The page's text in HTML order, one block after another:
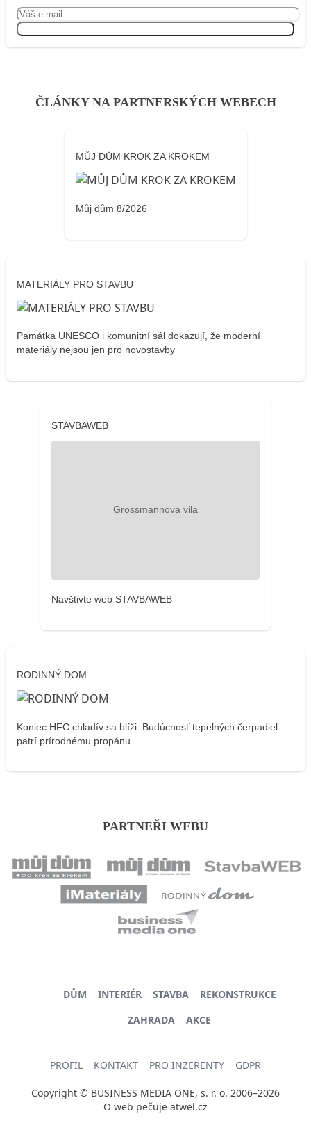
ČLÁNKY NA PARTNERSKÝCH WEBECH
MŮJ DŮM KROK ZA KROKEM
Můj dům 8/2026
MATERIÁLY PRO STAVBU
Památka UNESCO i komunitní sál dokazují, že moderní
materiály nejsou jen pro novostavby
STAVBAWEB
Navštivte web STAVBAWEB
RODINNÝ DOM
Koniec HFC chladív sa blíži. Budúcnosť tepelných čerpadiel
patrí prírodnému propánu
PARTNEŘI WEBU
DŮM INTERIÉR STAVBA
REKONSTRUKCE
ZAHRADA
AKCE
PROFIL KONTAKT PRO INZERENTY GDPR
Copyright © BUSINESS MEDIA ONE, s. r. o. 2006–2026